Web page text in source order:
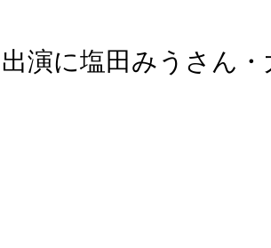
演に塩田みうさん